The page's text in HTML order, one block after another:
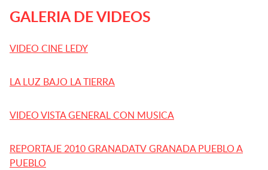
GALERIA DE VIDEOS
VIDEO CINE LEDY
LA LUZ BAJO LA TIERRA
VIDEO VISTA GENERAL CON MUSICA
REPORTAJE 2010 GRANADATV GRANADA PUEBLO A
PUEBLO